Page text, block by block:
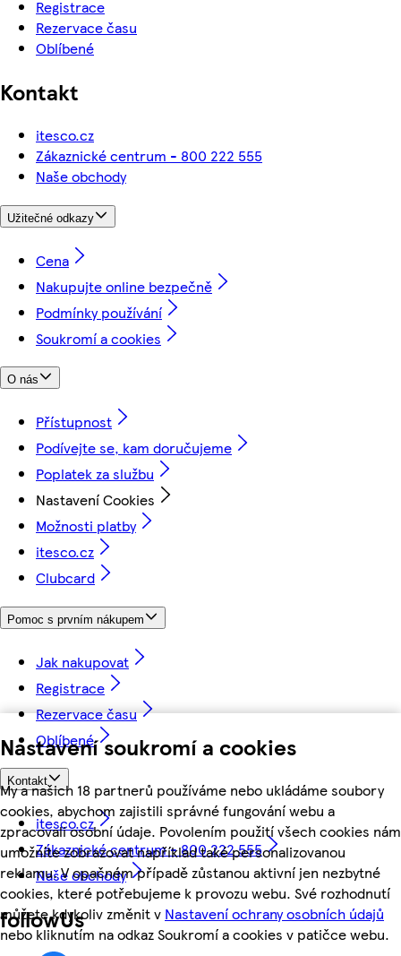
Nastavení soukromí a cookies
My a našich 18 partnerů používáme nebo ukládáme soubory
cookies, abychom zajistili správné fungování webu a
zpracovali osobní údaje. Povolením použití všech cookies nám
umožníte zobrazovat například také personalizovanou
reklamu. V opačném případě zůstanou aktivní jen nezbytné
cookies, které potřebujeme k provozu webu. Své rozhodnutí
můžete kdykoliv změnit v Nastavení ochrany osobních údajů
nebo kliknutím na odkaz Soukromí a cookies v patičce webu.
Registrace
Rezervace času
Oblíbené
Kontakt
itesco.cz
Zákaznické centrum - 800 222 555
Naše obchody
Užitečné odkazy
Cena
Nakupujte online bezpečně
Podmínky používání
Soukromí a cookies
O nás
Přístupnost
Podívejte se, kam doručujeme
Poplatek za službu
Nastavení Cookies
Možnosti platby
itesco.cz
Clubcard
Pomoc s prvním nákupem
Jak nakupovat
Registrace
Rezervace času
Oblíbené
Kontakt
itesco.cz
Zákaznické centrum - 800 222 555
Naše obchody
followUs